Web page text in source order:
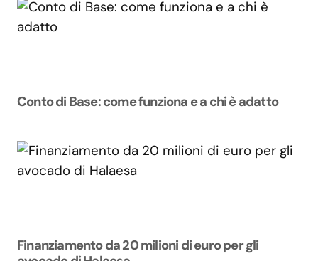
Conto di Base: come funziona e a chi è adatto
Finanziamento da 20 milioni di euro per gli